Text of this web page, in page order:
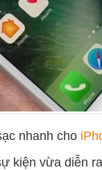
nhanh cho i
kiện vừa diễn